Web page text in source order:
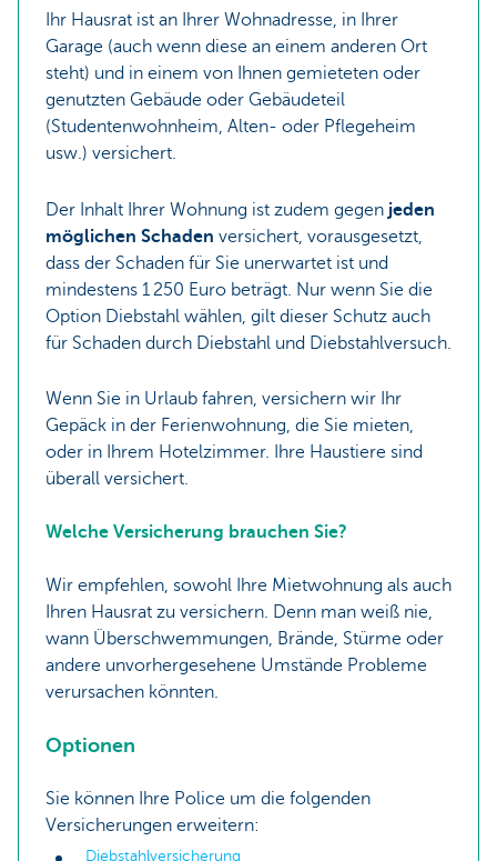
Ihr Hausrat ist an Ihrer Wohnadresse, in Ihrer
Garage (auch wenn diese an einem anderen Ort
steht) und in einem von Ihnen gemieteten oder
genutzten Gebäude oder Gebäudeteil
(Studentenwohnheim, Alten- oder Pflegeheim
usw.) versichert.
Der Inhalt Ihrer Wohnung ist zudem gegen jeden
möglichen Schaden versichert, vorausgesetzt,
dass der Schaden für Sie unerwartet ist und
mindestens 1 250 Euro beträgt. Nur wenn Sie die
Option Diebstahl wählen, gilt dieser Schutz auch
für Schaden durch Diebstahl und Diebstahlversuch.
Wenn Sie in Urlaub fahren, versichern wir Ihr
Gepäck in der Ferienwohnung, die Sie mieten,
oder in Ihrem Hotelzimmer. Ihre Haustiere sind
überall versichert.
Welche Versicherung brauchen Sie?
Wir empfehlen, sowohl Ihre Mietwohnung als auch
Ihren Hausrat zu versichern. Denn man weiß nie,
wann Überschwemmungen, Brände, Stürme oder
andere unvorhergesehene Umstände Probleme
verursachen könnten.
Optionen
Sie können Ihre Police um die folgenden
Versicherungen erweitern:
Diebstahlversicherung